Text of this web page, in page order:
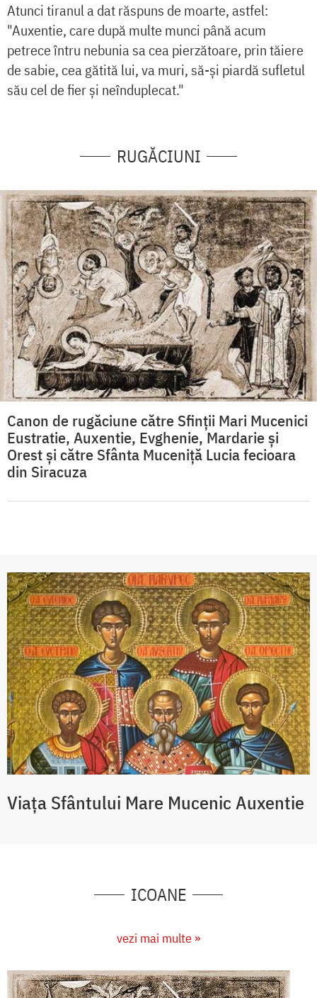
Atunci tiranul a dat răspuns de moarte, astfel:
"Auxentie, care după multe munci până acum
petrece întru nebunia sa cea pierzătoare, prin tăiere
de sabie, cea gătită lui, va muri, să-şi piardă sufletul
său cel de fier şi neînduplecat."
RUGĂCIUNI
Canon de rugăciune către Sfinţii Mari Mucenici
Eustratie, Auxentie, Evghenie, Mardarie şi
Orest şi către Sfânta Muceniţă Lucia fecioara
din Siracuza
Viaţa Sfântului Mare Mucenic Auxentie
ICOANE
vezi mai multe »